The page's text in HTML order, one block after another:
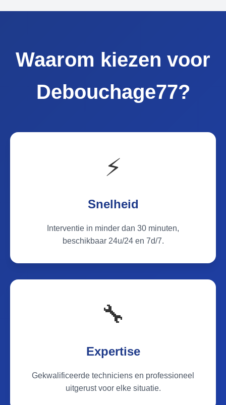
Waarom kiezen voor
Debouchage77?
⚡
Snelheid
Interventie in minder dan 30 minuten,
beschikbaar 24u/24 en 7d/7.
🔧
Expertise
Gekwalificeerde techniciens en professioneel
uitgerust voor elke situatie.